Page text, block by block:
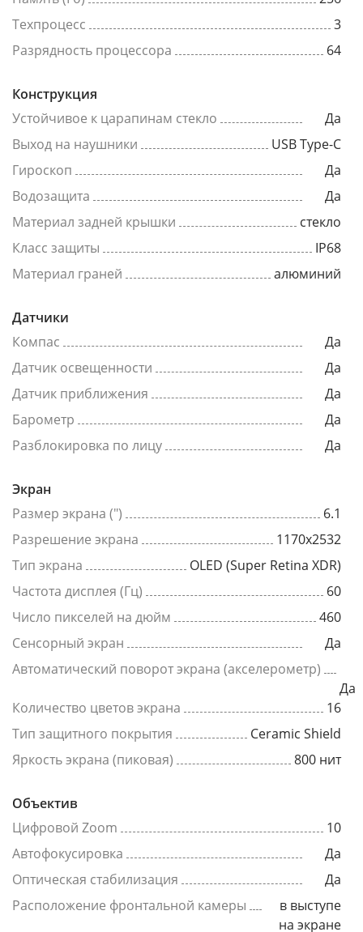
Техпроцесс
3
Разрядность процессора
64
Конструкция
Устойчивое к царапинам стекло
Да
Выход на наушники
USB Type-C
Гироскоп
Да
Водозащита
Да
Материал задней крышки
стекло
Класс защиты
IP68
Материал граней
алюминий
Датчики
Компас
Да
Датчик освещенности
Да
Датчик приближения
Да
Барометр
Да
Разблокировка по лицу
Да
Экран
Размер экрана (")
6.1
Разрешение экрана
1170x2532
Тип экрана
OLED (Super Retina XDR)
Частота дисплея (Гц)
60
Число пикселей на дюйм
460
Сенсорный экран
Да
Автоматический поворот экрана (акселерометр)
Да
Количество цветов экрана
16
Тип защитного покрытия
Ceramic Shield
Яркость экрана (пиковая)
800 нит
Объектив
Цифровой Zoom
10
Автофокусировка
Да
Оптическая стабилизация
Да
Расположение фронтальной камеры
в выступе
на экране